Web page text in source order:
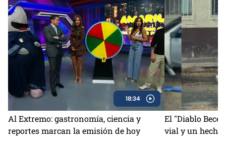
18:34
Al Extremo: gastronomía, ciencia y
reportes marcan la emisión de hoy
El "Diablo
vial y un hecho